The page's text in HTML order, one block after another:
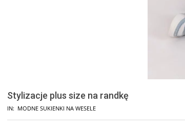
Stylizacje plus size na randkę
IN: MODNE SUKIENKI NA WESELE